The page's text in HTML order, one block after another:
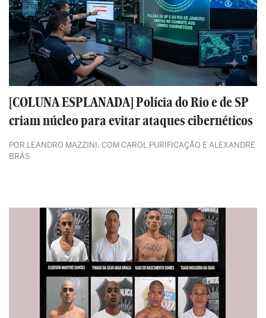
[COLUNA ESPLANADA] Polícia do Rio e de SP
criam núcleo para evitar ataques cibernéticos
POR LEANDRO MAZZINI, COM CAROL PURIFICAÇÃO E ALEXANDRE
BRÁS